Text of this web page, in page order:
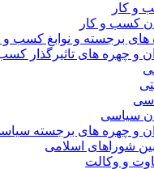
و کار
کسب و کار
های برجسته و نوابغ کسب
و چهره های تاثیرگذار
سیاسی
و چهره های برجسته
شوراهای اسلامی
و وکالت